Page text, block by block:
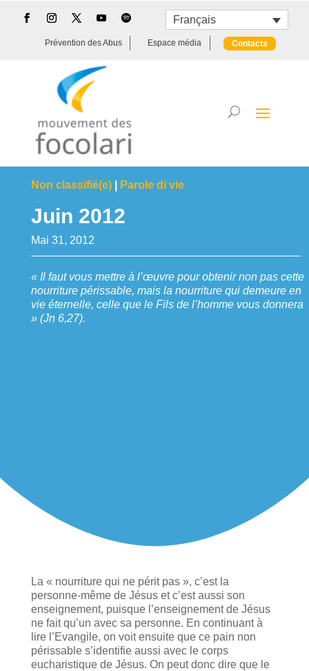
Français
Prévention des Abus Espace média Contacts
Non classifié(e)| Parole di vie
Juin 2012
Mai 31, 2012
« Il faut vous mettre à l’œuvre pour obtenir non pas cette
nourriture périssable, mais la nourriture qui demeure en
vie éternelle, celle que le Fils de l’homme vous donnera
» (Jn 6,27).
La « nourriture qui ne périt pas », c’est la
personne-même de Jésus et c’est aussi son
enseignement, puisque l’enseignement de Jésus
ne fait qu’un avec sa personne. En continuant à
lire l’Evangile, on voit ensuite que ce pain non
périssable s’identifie aussi avec le corps
eucharistique de Jésus. On peut donc dire que le